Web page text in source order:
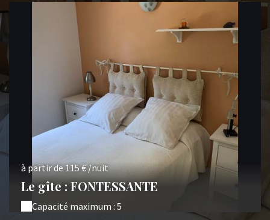
à partir de 115 € /nuit
Le gîte : FONTESSANTE
Capacité maximum : 5